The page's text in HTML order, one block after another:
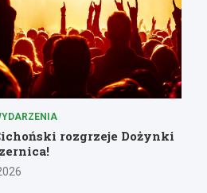
rozgrzeje Dożynki